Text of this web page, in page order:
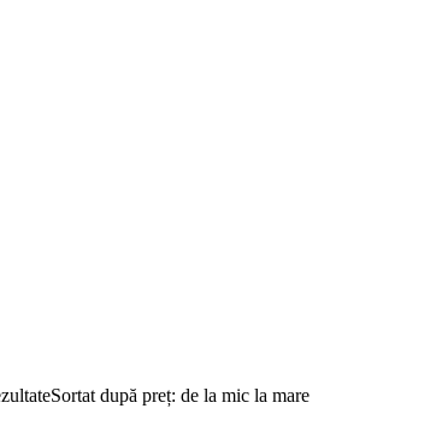
Sortat după preț: de la mic la mare